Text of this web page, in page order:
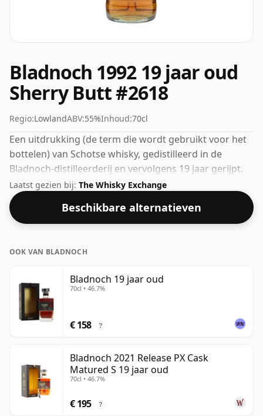
Bladnoch 1992 19 jaar oud
Sherry Butt #2618
Regio:LowlandABV:55%Inhoud:70cl
Een uitdrukking (de term die wordt gebruikt voor het
bottelen) van Schotse whisky, gedistilleerd in de
Bladnoch-distilleerderij en vervolgens 19 jaar gerijpt.
Wordt geleverd in een standaardfles van 70 cl met een
afwijkende sterkte van 55%.
Laatst gezien bij: The Whisky Exchange
Beschikbare alternatieven
OOK VAN BLADNOCH
Bladnoch 19 jaar oud
70cl • 46.7%
€ 158 ?
Bladnoch 2021 Release PX Cask
Matured S 19 jaar oud
70cl • 46.7%
€ 195 ?